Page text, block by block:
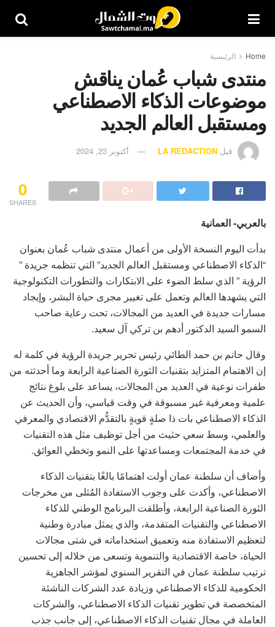
Home الرئيسية
منتدى شباب عُمان يناقش
موضوعات الذكاء الاصطناعي
ومستقبل العالم الجديد
قبل LA REDACTION أكتوبر 23, 2024
0
SHARES
بالعربي- العمانية
بدأت اليوم النسخة الأولى من أعمال منتدى شباب عُمان بعنوان
“الذكاء الاصطناعي ومستقبل العالم الجديد” التي تنظمه جريدة ”
الرؤية ” الذي سلط الضوء على الابتكارات والتطورات التكنولوجية
التي يشهدها العالم وتعمل على تغيير مجرى حياة البشر، وإيجاد
مسارات جديدة في العديد من المجالات، تحت رعاية صاحب
السمو السيد الدكتور أدهم بن تركي آل سعيد.
وقال حاتم بن حمد الطائي رئيس تحرير جريدة الرؤية في كلمة له
إن الاهتمام المتزايد بتقنيات الثورة الصناعية الرابعة وما أحدثته من
طفرات نوعية في العديد من المجالات، يساعد على بلوغ نتائج
علمية ومعرفية غير مسبوقة في وقت قياسي، وأن الحديث عن
الذكاء الاصطناعي بات ذا صلةٍ قويةٍ بالتقدُّم الاقتصادي والمعرفي
والعلمي، وسط سعي حثيث من أجل توظيف مثل هذه التقنيات
في خدمة المجتمعات ومساعدتها على النمو وتخطي العوائق.
وأضاف أن سلطنة عمان أولت اهتمامًا بالغًا بتقنيات الذكاء
الاصطناعي، وأكدت على وجوب الاستفادة المُثلى من مخرجات
الثورة الصناعية الرابعة، وأطلقت البرنامج الوطني للذكاء
الاصطناعي والتقنيات المتقدمة، والذي يمثل مبادرة وطنية
لتعظيم الاستفادة منه وتعميق استخداماته في شتى مجالات
الحياة، خاصة الاقتصادية والتنموية وتسعى من خلاله إلى تحسين
ترتيب سلطنة عمان في التقرير السنوي لمؤشر الجاهزية
الحكومية للذكاء الاصطناعي وزيادة عدد الشركات الناشئة
المتخصصة في تطوير تقنيات الذكاء الاصطناعي، والشركات
العاملة في مجال تقنيات الذكاء الاصطناعي، إلى جانب جذب